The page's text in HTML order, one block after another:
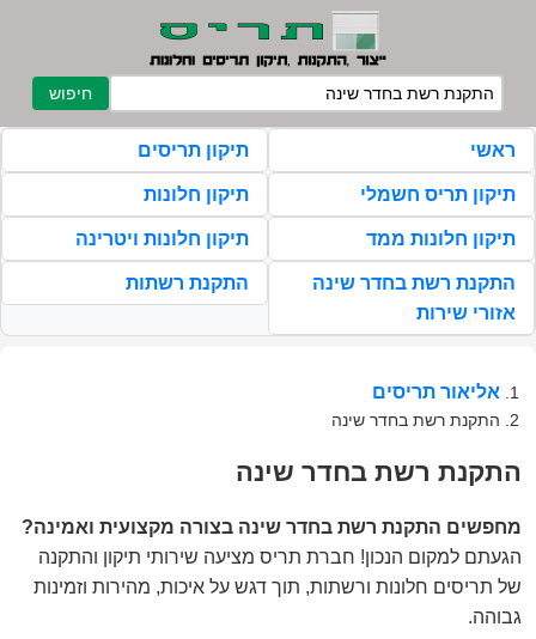
חיפוש
ראשי תיקון תריסים
תיקון תריס חשמלי תיקון חלונות
תיקון חלונות ממד תיקון חלונות ויטרינה
התקנת רשת בחדר שינה
אזורי שירות
התקנת רשתות
אליאור תריסים
התקנת רשת בחדר שינה
התקנת רשת בחדר שינה
מחפשים התקנת רשת בחדר שינה בצורה מקצועית ואמינה?
הגעתם למקום הנכון! חברת תריס מציעה שירותי תיקון והתקנה
של תריסים חלונות ורשתות, תוך דגש על איכות, מהירות וזמינות
גבוהה.